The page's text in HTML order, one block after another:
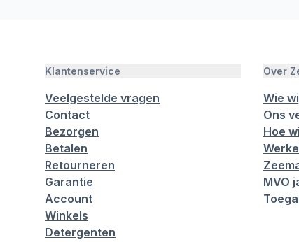
Klantenservice
Veelgestelde vragen
Contact
Bezorgen
Betalen
Retourneren
Garantie
Account
Winkels
Detergenten
Over
Wie
Ons
Hoe
MVO